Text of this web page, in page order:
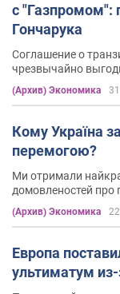
с "Газпромом":
Гончарука
Соглашение о
чрезвычайно
(Архив) Экономика
Кому Україна
перемогою?
Ми отримали
домовленостей про
що Оржель
молодець
(Архив) Экономика
Европа
ультиматум